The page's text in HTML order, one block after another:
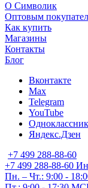
О Символик
Оптовым
Как купить
Магазины
Контакты
Блог
Вконтакте
Max
Telegram
YouTube
Яндекс.Дзен
+7 499 288-88-60
+7 499 288-88-60
Пн. – Чт.: 9:00 -